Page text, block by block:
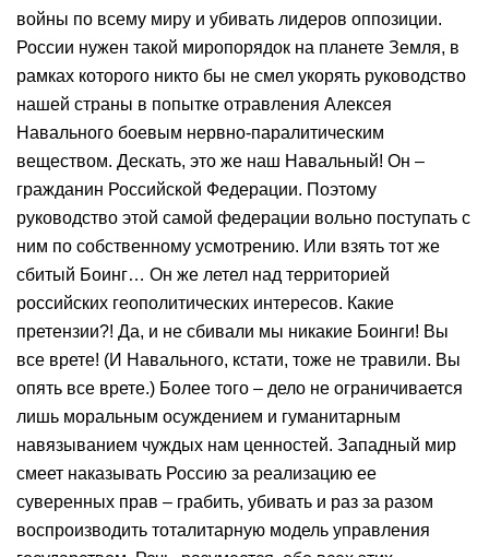
войны по всему миру и убивать лидеров оппозиции.
России нужен такой миропорядок на планете Земля, в
рамках которого никто бы не смел укорять руководство
нашей страны в попытке отравления Алексея
Навального боевым нервно-паралитическим
веществом. Дескать, это же наш Навальный! Он –
гражданин Российской Федерации. Поэтому
руководство этой самой федерации вольно поступать с
ним по собственному усмотрению. Или взять тот же
сбитый Боинг… Он же летел над территорией
российских геополитических интересов. Какие
претензии?! Да, и не сбивали мы никакие Боинги! Вы
все врете! (И Навального, кстати, тоже не травили. Вы
опять все врете.) Более того – дело не ограничивается
лишь моральным осуждением и гуманитарным
навязыванием чуждых нам ценностей. Западный мир
смеет наказывать Россию за реализацию ее
суверенных прав – грабить, убивать и раз за разом
воспроизводить тоталитарную модель управления